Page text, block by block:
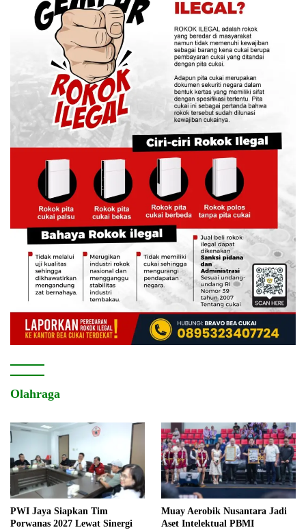
Olahraga
PWI Jaya Siapkan Tim
Porwanas 2027 Lewat Sinergi
Muay Aerobik Nusantara Jadi
Aset Intelektual PBMI